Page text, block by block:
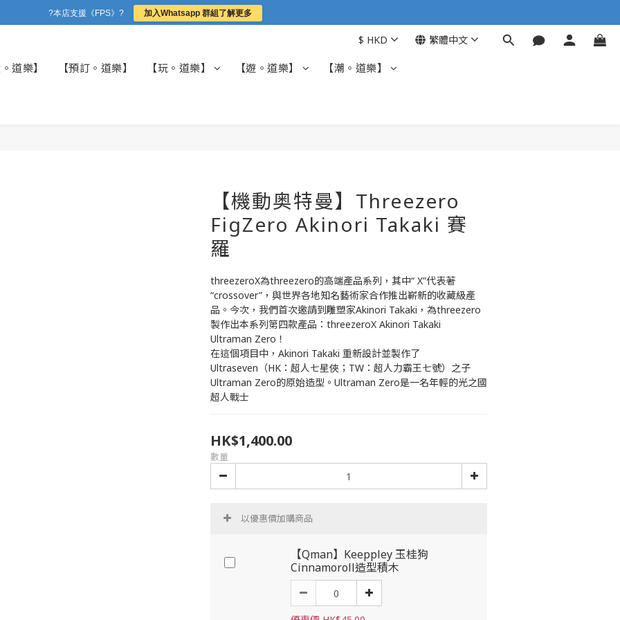
道樂】 【預訂。道樂】 【玩。道樂】 【遊。道樂】 【潮。道樂】
$ HKD 繁體中文
【機動奥特曼】Threezero
FigZero Akinori Takaki 賽
羅
threezeroX為threezero的高端產品系列，其中“ X”代表著
“crossover”，與世界各地知名藝術家合作推出嶄新的收藏級產
品。今次，我們首次邀請到雕塑家Akinori Takaki，為threezero
製作出本系列第四款產品：threezeroX Akinori Takaki
Ultraman Zero！
在這個項目中，Akinori Takaki 重新設計並製作了
Ultraseven（HK：超人七星俠；TW：超人力霸王七號）之子
Ultraman Zero的原始造型。Ultraman Zero是一名年輕的光之國
超人戰士
HK$1,400.00
數量
以優惠價加購商品
【Qman】Keeppley 玉桂狗
Cinnamoroll造型積木
?本店支援《FPS》? 加入Whatsapp 群組了解更多